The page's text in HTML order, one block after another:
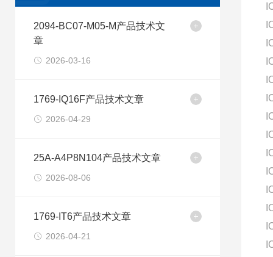
2094-BC07-M05-M产品技术文
章
2026-03-16
1769-IQ16F产品技术文章
2026-04-29
25A-A4P8N104产品技术文章
2026-08-06
1769-IT6产品技术文章
2026-04-21